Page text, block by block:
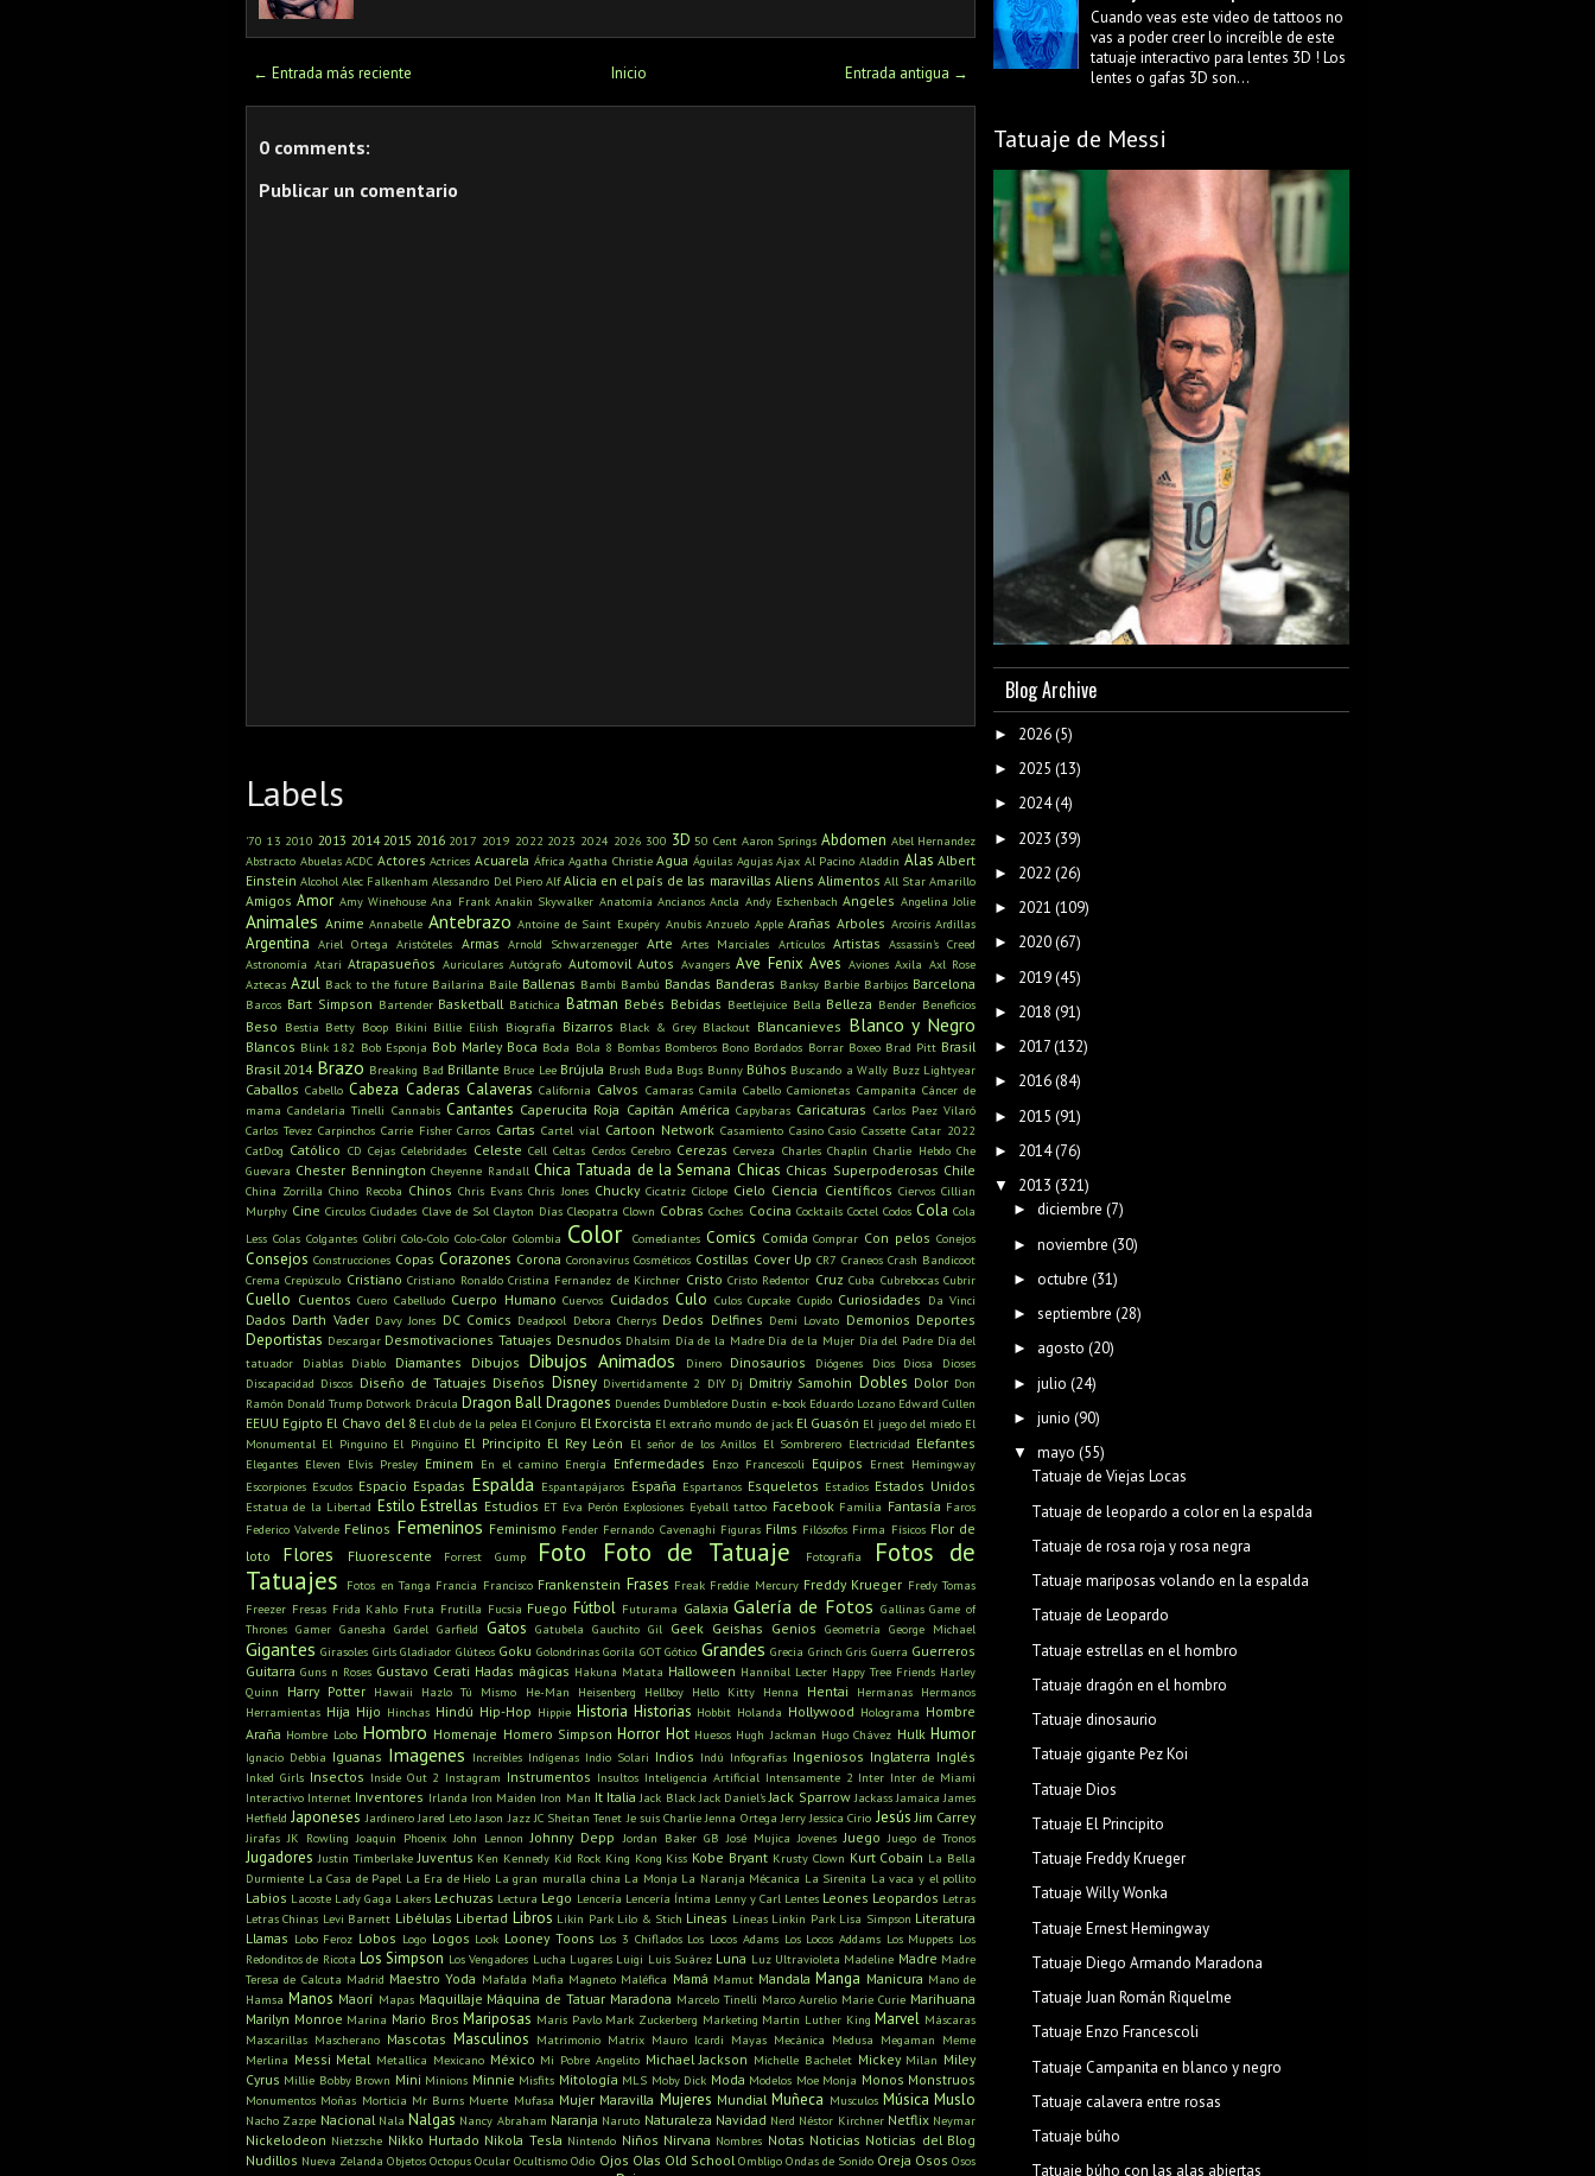
← Entrada más reciente Entrada antigua →
Inicio
0 comments:
Publicar un comentario
Labels
'70 13 2010 2013 2014 2015 2016 2017 2019 2022 2023 2024 2026 300 3D 50 Cent Aaron Springs Abdomen Abel Hernandez
Abstracto Abuelas ACDC Actores Actrices Acuarela África Agatha Christie Agua Águilas Agujas Ajax Al Pacino Aladdin Alas Albert
Einstein Alcohol Alec Falkenham Alessandro Del Piero Alf Alicia en el país de las maravillas Aliens Alimentos All Star Amarillo
Amigos Amor Amy Winehouse Ana Frank Anakin Skywalker Anatomía Ancianos Ancla Andy Eschenbach Angeles Angelina Jolie
Animales Anime Annabelle Antebrazo Antoine de Saint Exupéry Anubis Anzuelo Apple Arañas Arboles Arcoíris Ardillas
Argentina Ariel Ortega Aristóteles Armas Arnold Schwarzenegger Arte Artes Marciales Artículos Artistas Assassin's Creed
Astronomía Atari Atrapasueños Auriculares Autógrafo Automovil Autos Avangers Ave Fenix Aves Aviones Axila Axl Rose
Aztecas Azul Back to the future Bailarina Baile Ballenas Bambi Bambú Bandas Banderas Banksy Barbie Barbijos Barcelona
Barcos Bart Simpson Bartender Basketball Batichica Batman Bebés Bebidas Beetlejuice Bella Belleza Bender Beneficios
Beso Bestia Betty Boop Bikini Billie Eilish Biografía Bizarros Black & Grey Blackout Blancanieves Blanco y Negro
Blancos Blink 182 Bob Esponja Bob Marley Boca Boda Bola 8 Bombas Bomberos Bono Bordados Borrar Boxeo Brad Pitt Brasil
Brasil 2014 Brazo Breaking Bad Brillante Bruce Lee Brújula Brush Buda Bugs Bunny Búhos Buscando a Wally Buzz Lightyear
Caballos Cabello Cabeza Caderas Calaveras California Calvos Camaras Camila Cabello Camionetas Campanita Cáncer de
mama Candelaria Tinelli Cannabis Cantantes Caperucita Roja Capitán América Capybaras Caricaturas Carlos Paez Vilaró
Carlos Tevez Carpinchos Carrie Fisher Carros Cartas Cartel víal Cartoon Network Casamiento Casino Casio Cassette Catar 2022
CatDog Católico CD Cejas Celebridades Celeste Cell Celtas Cerdos Cerebro Cerezas Cerveza Charles Chaplin Charlie Hebdo Che
Guevara Chester Bennington Cheyenne Randall Chica Tatuada de la Semana Chicas Chicas Superpoderosas Chile
China Zorrilla Chino Recoba Chinos Chris Evans Chris Jones Chucky Cicatriz Cíclope Cielo Ciencia Científicos Ciervos Cillian
Murphy Cine Circulos Ciudades Clave de Sol Clayton Días Cleopatra Clown Cobras Coches Cocina Cocktails Coctel Codos Cola Cola
Less Colas Colgantes Colibrí Colo-Colo Colo-Color Colombia Color Comediantes Comics Comida Comprar Con pelos Conejos
Consejos Construcciones Copas Corazones Corona Coronavirus Cosméticos Costillas Cover Up CR7 Craneos Crash Bandicoot
Crema Crepúsculo Cristiano Cristiano Ronaldo Cristina Fernandez de Kirchner Cristo Cristo Redentor Cruz Cuba Cubrebocas Cubrir
Cuello Cuentos Cuero Cabelludo Cuerpo Humano Cuervos Cuidados Culo Culos Cupcake Cupido Curiosidades Da Vinci
Dados Darth Vader Davy Jones DC Comics Deadpool Debora Cherrys Dedos Delfines Demi Lovato Demonios Deportes
Deportistas Descargar Desmotivaciones Tatuajes Desnudos Dhalsim Día de la Madre Día de la Mujer Día del Padre Día del
tatuador
Diablas Diablo Diamantes Dibujos Dibujos Animados Dinero Dinosaurios Diógenes Dios Diosa
Dioses
Discapacidad Discos Diseño de Tatuajes Diseños Disney Divertidamente 2 DIY Dj Dmitriy Samohin Dobles Dolor Don
Ramón Donald Trump Dotwork Drácula Dragon BallDragones Duendes Dumbledore Dustin e-book Eduardo Lozano Edward Cullen
EEUU Egipto El Chavo del 8 El club de la pelea El Conjuro El Exorcista El extraño mundo de jack El Guasón El juego del miedo El
Monumental El Pinguino El Pingüino El Principito El Rey León El señor de los Anillos El Sombrerero Electricidad Elefantes
Elegantes Eleven Elvis Presley Eminem En el camino Energía Enfermedades Enzo Francescoli Equipos Ernest Hemingway
Escorpiones Escudos Espacio Espadas Espalda Espantapájaros España Espartanos Esqueletos Estadios Estados Unidos
Estatua de la Libertad Estilo Estrellas Estudios ET Eva Perón Explosiones Eyeball tattoo Facebook Familia Fantasía Faros
Federico Valverde Felinos Femeninos Feminismo Fender Fernando Cavenaghi Figuras Films Filósofos Firma Físicos Flor de
loto
Flores Fluorescente Forrest Gump Foto Foto de Tatuaje Fotografía
Fotos de
Tatuajes
Fotos en Tanga Francia Francisco Frankenstein Frases Freak Freddie Mercury Freddy Krueger Fredy Tomas
Freezer Fresas Frida Kahlo Fruta Frutilla Fucsia Fuego Fútbol Futurama Galaxia Galería de Fotos Gallinas Game of
Thrones Gamer Ganesha Gardel Garfield Gatos Gatubela Gauchito Gil Geek Geishas Genios Geometría George Michael
Gigantes Girasoles Girls Gladiador Glúteos Goku Golondrinas Gorila GOT Gótico Grandes Grecia Grinch Gris Guerra Guerreros
Guitarra Guns n Roses Gustavo Cerati Hadas mágicas Hakuna Matata Halloween Hannibal Lecter Happy Tree Friends Harley
Quinn
Harry Potter Hawaii Hazlo Tú Mismo He-Man Heisenberg Hellboy Hello Kitty Henna Hentai Hermanas Hermanos
Herramientas Hija Hijo Hinchas Hindú Hip-Hop Hippie Historia Historias Hobbit Holanda Hollywood Holograma Hombre
Araña Hombre Lobo Hombro Homenaje Homero Simpson Horror Hot Huesos Hugh Jackman Hugo Chávez Hulk Humor
Ignacio Debbia Iguanas Imagenes Increíbles Indígenas Indio Solari Indios Indú Infografías Ingeniosos Inglaterra Inglés
Inked Girls Insectos Inside Out 2 Instagram Instrumentos Insultos Inteligencia Artificial Intensamente 2 Inter Inter de Miami
Interactivo Internet Inventores Irlanda Iron Maiden Iron Man It Italia Jack Black Jack Daniel's Jack Sparrow Jackass Jamaica James
Hetfield Japoneses Jardinero Jared Leto Jason Jazz JC Sheitan Tenet Je suis Charlie Jenna Ortega Jerry Jessica Cirio Jesús Jim Carrey
Jirafas JK Rowling Joaquin Phoenix John Lennon Johnny Depp Jordan Baker GB José Mujica Jovenes Juego Juego de Tronos
Jugadores Justin Timberlake Juventus Ken Kennedy Kid Rock King Kong Kiss Kobe Bryant Krusty Clown Kurt Cobain La Bella
Durmiente La Casa de Papel La Era de Hielo La gran muralla china La Monja La Naranja Mécanica La Sirenita La vaca y el pollito
Labios Lacoste Lady Gaga Lakers Lechuzas Lectura Lego Lencería Lencería Íntima Lenny y Carl Lentes Leones Leopardos Letras
Letras Chinas Levi Barnett Libélulas Libertad Libros Likin Park Lilo & Stich Lineas Líneas Linkin Park Lisa Simpson Literatura
Llamas Lobo Feroz Lobos Logo Logos Look Looney Toons Los 3 Chiflados Los Locos Adams Los Locos Addams Los Muppets Los
Redonditos de Ricota Los Simpson Los Vengadores Lucha Lugares Luigi Luis Suárez Luna Luz Ultravioleta Madeline Madre Madre
Teresa de Calcuta Madrid Maestro Yoda Mafalda Mafia Magneto Maléfica Mamá Mamut Mandala Manga Manicura Mano de
Hamsa Manos Maorí Mapas Maquillaje Máquina de Tatuar Maradona Marcelo Tinelli Marco Aurelio Marie Curie Marihuana
Marilyn Monroe Marina Mario Bros Mariposas Maris Pavlo Mark Zuckerberg Marketing Martin Luther King Marvel Máscaras
Mascarillas Mascherano Mascotas Masculinos Matrimonio Matrix Mauro Icardi Mayas Mecánica Medusa Megaman Meme
Merlina Messi Metal Metallica Mexicano México Mi Pobre Angelito Michael Jackson Michelle Bachelet Mickey Milan Miley
Cyrus Millie Bobby Brown Mini Minions Minnie Misfits Mitología MLS Moby Dick Moda Modelos Moe Monja Monos Monstruos
Monumentos Moñas Morticia Mr Burns Muerte Mufasa Mujer Maravilla Mujeres Mundial Muñeca Musculos Música Muslo
Nacho Zazpe Nacional Nala Nalgas Nancy Abraham Naranja Naruto Naturaleza Navidad Nerd Néstor Kirchner Netflix Neymar
Nickelodeon Nietzsche Nikko Hurtado Nikola Tesla Nintendo Niños Nirvana Nombres Notas Noticias Noticias del Blog
Nudillos Nueva Zelanda Objetos Octopus Ocular Ocultismo Odio Ojos Olas Old School Ombligo Ondas de Sonido Oreja Osos Osos
Cuando veas este video de tattoos no
vas a poder creer lo increíble de este
tatuaje interactivo para lentes 3D ! Los
lentes o gafas 3D son...
Tatuaje de Messi
Blog Archive
► 2026(5)
► 2025 (13)
► 2024(4)
► 2023 (39)
► 2022 (26)
► 2021 (109)
► 2020(67)
► 2019(45)
► 2018 (91)
► 2017(132)
► 2016(84)
► 2015 (91)
► 2014(76)
▼ 2013 (321)
► diciembre (7)
► noviembre (30)
► octubre (31)
► septiembre (28)
► agosto (20)
► julio (24)
► junio (90)
▼ mayo (55)
Tatuaje de Viejas Locas
Tatuaje de leopardo a color en la espalda
Tatuaje de rosa roja y rosa negra
Tatuaje mariposas volando en la espalda
Tatuaje de Leopardo
Tatuaje estrellas en el hombro
Tatuaje dragón en el hombro
Tatuaje dinosaurio
Tatuaje gigante Pez Koi
Tatuaje Dios
Tatuaje El Principito
Tatuaje Freddy Krueger
Tatuaje Willy Wonka
Tatuaje Ernest Hemingway
Tatuaje Diego Armando Maradona
Tatuaje Juan Román Riquelme
Tatuaje Enzo Francescoli
Tatuaje Campanita en blanco y negro
Tatuaje calavera entre rosas
Tatuaje búho
Tatuaje búho con las alas abiertas